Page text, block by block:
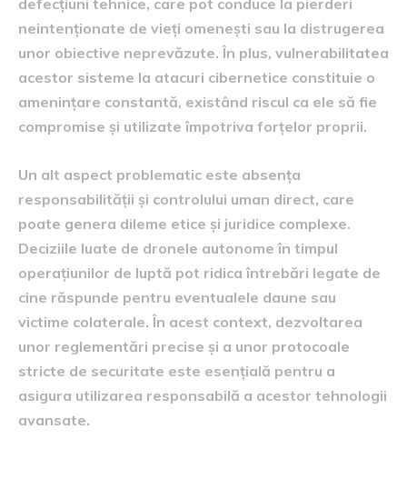
neintenționate de vieți omenești sau la distrugerea
unor obiective neprevăzute. În plus, vulnerabilitatea
acestor sisteme la atacuri cibernetice constituie o
amenințare constantă, existând riscul ca ele să fie
compromise și utilizate împotriva forțelor proprii.
Un alt aspect problematic este absența
responsabilității și controlului uman direct, care
poate genera dileme etice și juridice complexe.
Deciziile luate de dronele autonome în timpul
operațiunilor de luptă pot ridica întrebări legate de
cine răspunde pentru eventualele daune sau
victime colaterale. În acest context, dezvoltarea
unor reglementări precise și a unor protocoale
stricte de securitate este esențială pentru a
asigura utilizarea responsabilă a acestor tehnologii
avansate.